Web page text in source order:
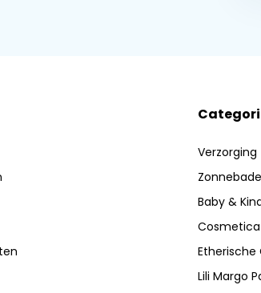
Verzorging
Baby &
Cosmetica
Etherische
Lili Margo